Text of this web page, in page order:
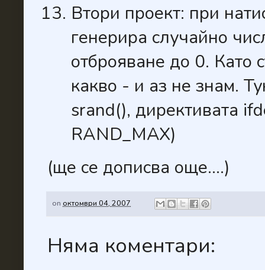
Втори проект: при
генерира случайно
отброяване до 0.
какво - и аз не знам.
srand(), директивата
RAND_MAX)
(ще се дописва още....)
on октомври 04, 2007
Няма коментари: